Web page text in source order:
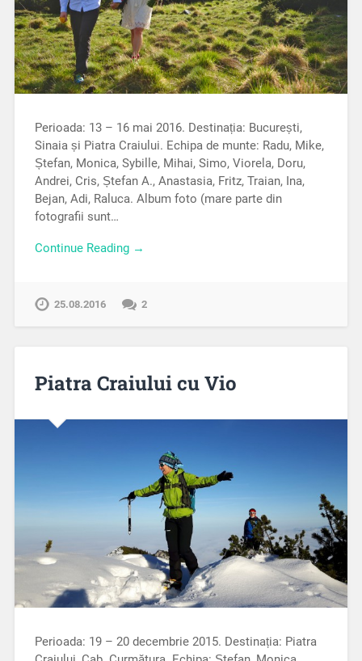
Perioada: 13 – 16 mai 2016. Destinația: București,
Sinaia și Piatra Craiului. Echipa de munte: Radu, Mike,
Ștefan, Monica, Sybille, Mihai, Simo, Viorela, Doru,
Andrei, Cris, Ștefan A., Anastasia, Fritz, Traian, Ina,
Bejan, Adi, Raluca. Album foto (mare parte din
fotografii sunt…
Continue Reading →
25.08.2016 2
Piatra Craiului cu Vio
Perioada: 19 – 20 decembrie 2015. Destinația: Piatra